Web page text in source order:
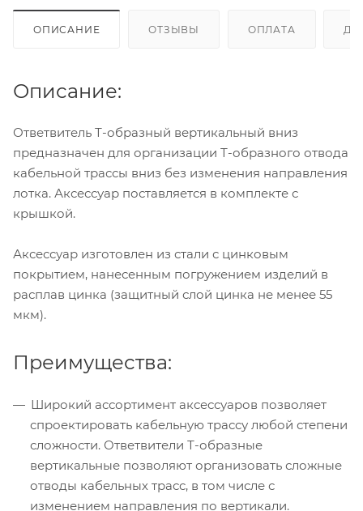
ОПИСАНИЕ ОТЗЫВЫ ОПЛАТА
Описание:
Ответвитель Т-образный вертикальный вниз
предназначен для организации Т-образного отвода
кабельной трассы вниз без изменения направления
лотка. Аксессуар поставляется в комплекте с
крышкой.
Аксессуар изготовлен из стали с цинковым
покрытием, нанесенным погружением изделий в
расплав цинка (защитный слой цинка не менее 55
мкм).
Преимущества:
Широкий ассортимент аксессуаров позволяет
спроектировать кабельную трассу любой степени
сложности. Ответвители Т-образные
вертикальные позволяют организовать сложные
отводы кабельных трасс, в том числе с
изменением направления по вертикали.